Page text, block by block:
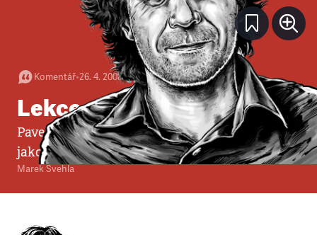
Komentář•26. 4. 2008•4minuty
Lekce chobotnice
Pavel Bém míří vysoko, v praxi se ale předvádí
jako mistr v uhýbání před odpovědností.
Marek Švehla